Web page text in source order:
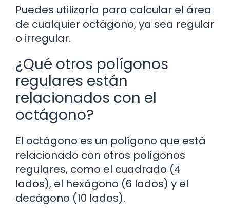
Puedes utilizarla para calcular el área
de cualquier octágono, ya sea regular
o irregular.
¿Qué otros polígonos
regulares están
relacionados con el
octágono?
El octágono es un polígono que está
relacionado con otros polígonos
regulares, como el cuadrado (4
lados), el hexágono (6 lados) y el
decágono (10 lados).